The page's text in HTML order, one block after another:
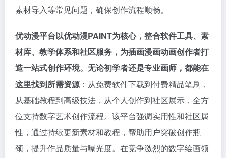
素材导入等常见问题，确保创作流程顺畅。
优动漫平台以优动漫PAINT为核心，整合软件工具、素
材库、教学体系和社区服务，为插画漫画动画创作者打
造一站式创作环境。无论初学者还是专业画师，都能在
这里找到所需资源：从免费软件下载到付费精品笔刷，
从基础教程到高级技法，从个人创作到社区展示，全方
位支持数字艺术创作流程。该平台强调实用性和社区属
性，通过持续更新素材和教程，帮助用户突破创作瓶
颈，提升作品质量与曝光度。在竞争激烈的数字绘画领